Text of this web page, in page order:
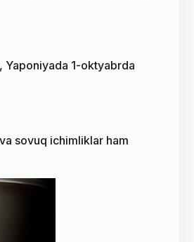
Yaponiyada 1-oktyabrda
sovuq ichimliklar ham